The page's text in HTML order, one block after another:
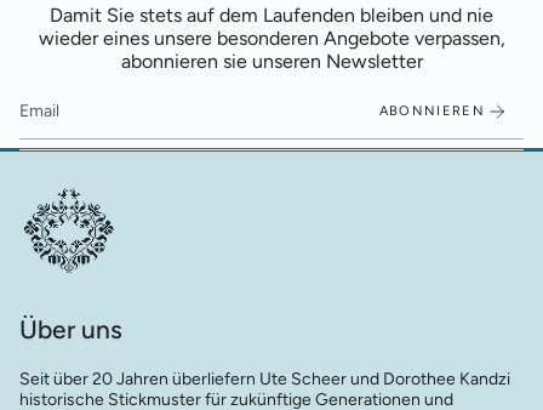
Damit Sie stets auf dem Laufenden bleiben und nie
wieder eines unsere besonderen Angebote verpassen,
abonnieren sie unseren Newsletter
ABONNIEREN
Über uns
Seit über 20 Jahren überliefern Ute Scheer und Dorothee Kandzi
historische Stickmuster für zukünftige Generationen und